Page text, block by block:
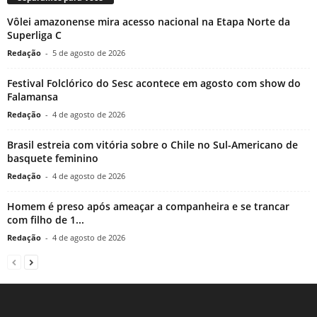
Vôlei amazonense mira acesso nacional na Etapa Norte da
Superliga C
Redação - 5 de agosto de 2026
Festival Folclórico do Sesc acontece em agosto com show do
Falamansa
Redação - 4 de agosto de 2026
Brasil estreia com vitória sobre o Chile no Sul-Americano de
basquete feminino
Redação - 4 de agosto de 2026
Homem é preso após ameaçar a companheira e se trancar
com filho de 1...
Redação - 4 de agosto de 2026